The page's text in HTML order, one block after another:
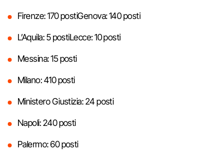
Firenze: 170 postiGenova: 140 posti
L’Aquila: 5 postiLecce: 10 posti
Messina: 15 posti
Milano: 410 posti
Ministero Giustizia: 24 posti
Napoli: 240 posti
Palermo: 60 posti